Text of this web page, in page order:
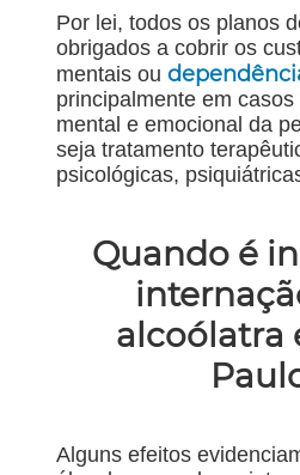
Por lei, todos os planos
obrigados a cobrir os
mentais ou
principalmente em
mental e emocional da
seja tratamento
psicológicas,
Quando é
alcoólatra
Alguns efeitos